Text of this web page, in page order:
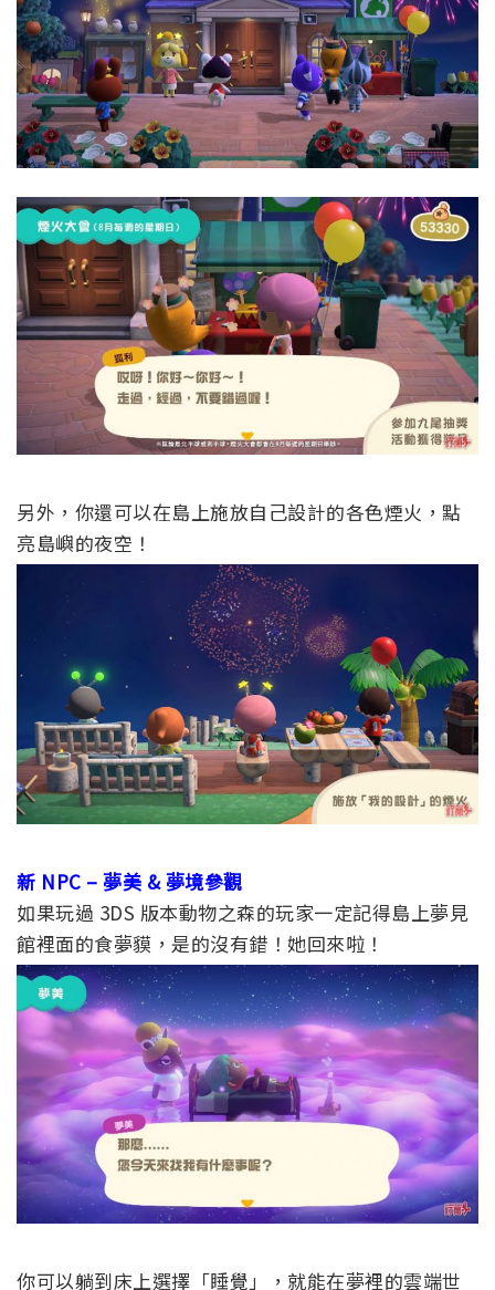
另外，你還可以在島上施放自己設計的各色煙火，點
亮島嶼的夜空！
新 NPC – 夢美 & 夢境參觀
如果玩過 3DS 版本動物之森的玩家一定記得島上夢見
館裡面的食夢貘，是的沒有錯！她回來啦！
你可以躺到床上選擇「睡覺」，就能在夢裡的雲端世